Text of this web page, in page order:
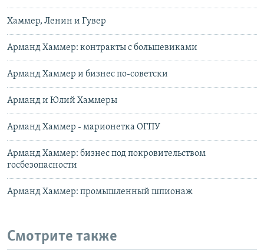
Хаммер, Ленин и Гувер
Арманд Хаммер: контракты с большевиками
Арманд Хаммер и бизнес по-советски
Арманд и Юлий Хаммеры
Арманд Хаммер - марионетка ОГПУ
Арманд Хаммер: бизнес под покровительством
госбезопасности
Арманд Хаммер: промышленный шпионаж
Смотрите также